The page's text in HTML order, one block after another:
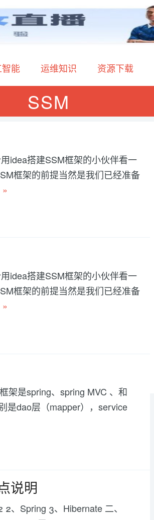
能 运维知识 资源下载
SSM
idea搭建SSM框架的小伙伴看一
框架的前提当然是我们已经准备
»
idea搭建SSM框架的小伙伴看一
框架的前提当然是我们已经准备
»
架是spring、spring MVC 、和
是dao层（mapper），service
说明
、Spring 3、Hibernate 二、